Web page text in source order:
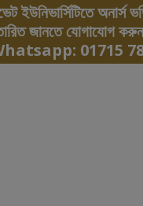
ইউনিভার্সিটিতে অনার্স
জানতে যোগাযোগ
01715